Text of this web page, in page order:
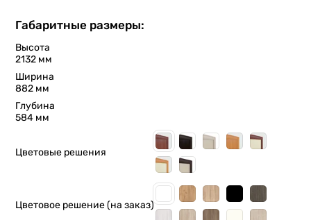
Габаритные размеры:
Высота
2132 мм
Ширина
882 мм
Глубина
584 мм
Цветовые решения
Цветовое решение (на заказ)